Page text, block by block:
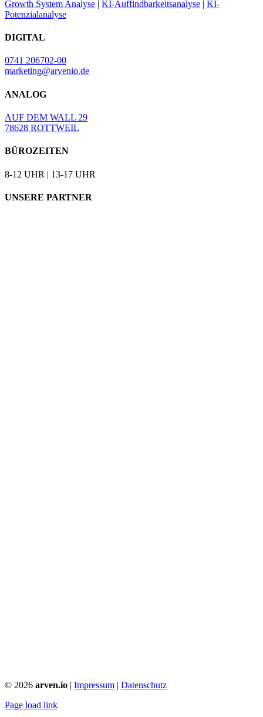
Growth System Analyse | KI-Auffindbarkeitsanalyse | KI-
Potenzialanalyse
DIGITAL
0741 206702-00
marketing@arvenio.de
ANALOG
AUF DEM WALL 29
78628 ROTTWEIL
BÜROZEITEN
8-12 UHR | 13-17 UHR
UNSERE PARTNER
© 2026 arven.io | Impressum | Datenschutz
Page load link